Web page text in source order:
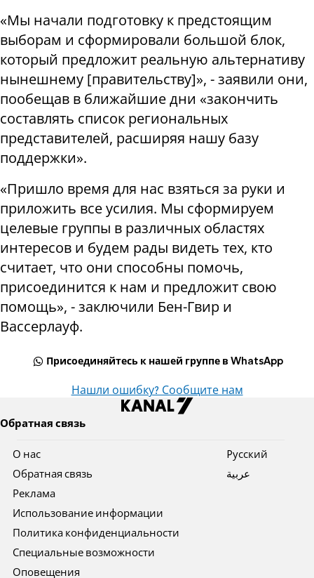
«Мы начали подготовку к предстоящим
выборам и сформировали большой блок,
который предложит реальную альтернативу
нынешнему [правительству]», - заявили они,
пообещав в ближайшие дни «закончить
составлять список региональных
представителей, расширяя нашу базу
поддержки».
«Пришло время для нас взяться за руки и
приложить все усилия. Мы сформируем
целевые группы в различных областях
интересов и будем рады видеть тех, кто
считает, что они способны помочь,
присоединится к нам и предложит свою
помощь», - заключили Бен-Гвир и
Вассерлауф.
Присоединяйтесь к нашей группе в WhatsApp
Нашли ошибку? Сообщите нам
Обратная связь
О нас
Обратная связь
Реклама
Использование информации
Политика конфиденциальности
Специальные возможности
Оповещения
Pусский
عربية